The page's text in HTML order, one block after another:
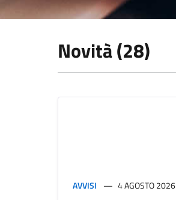
Novità (28)
AVVISI 4 AGOSTO 2026